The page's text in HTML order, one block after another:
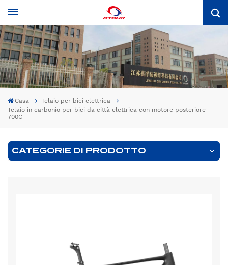
Casa
Telaio per bici elettrica
Telaio in carbonio per bici da città elettrica con motore posteriore
700C
CATEGORIE DI PRODOTTO